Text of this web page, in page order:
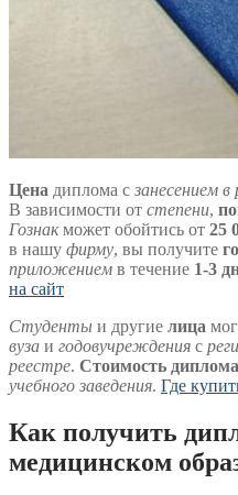
Цена диплома с занесением в
В зависимости от степени,
Гознакможет обойтись от 25
в нашу фирму, вы получите
приложением в течение 1-3
на сайт
Студенты и другие лица
вуза и годовучреждения с
реестре. Стоимость диплома
учебного заведения. Где
Как получить
медицинском